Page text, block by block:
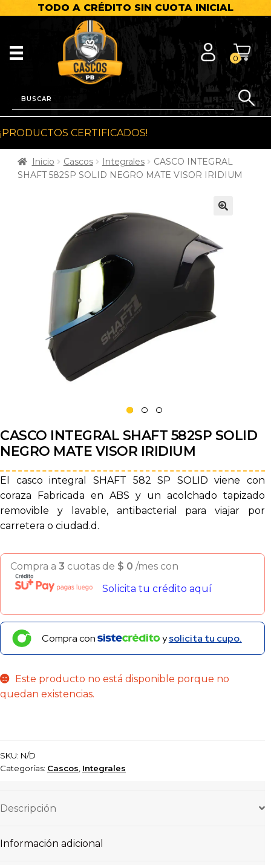
TODO A CRÉDITO SIN CUOTA INICIAL
0
¡PRODUCTOS CERTIFICADOS!
Inicio Cascos Integrales
CASCO INTEGRAL
SHAFT 582SP SOLID NEGRO MATE VISOR IRIDIUM
CASCO INTEGRAL SHAFT 582SP SOLID
NEGRO MATE VISOR IRIDIUM
El casco integral SHAFT 582 SP SOLID viene con
coraza Fabricada en ABS y un acolchado tapizado
removible y lavable, antibacterial para viajar por
carretera o ciudad.d.
Compra a 3 cuotas de $ 0 /mes con
Solicita tu crédito aquí
Compra con ysolicita tu cupo.
Este producto no está disponible porque no
quedan existencias.
SKU: N/D
Categorías: Cascos Integrales
Descripción
Información adicional